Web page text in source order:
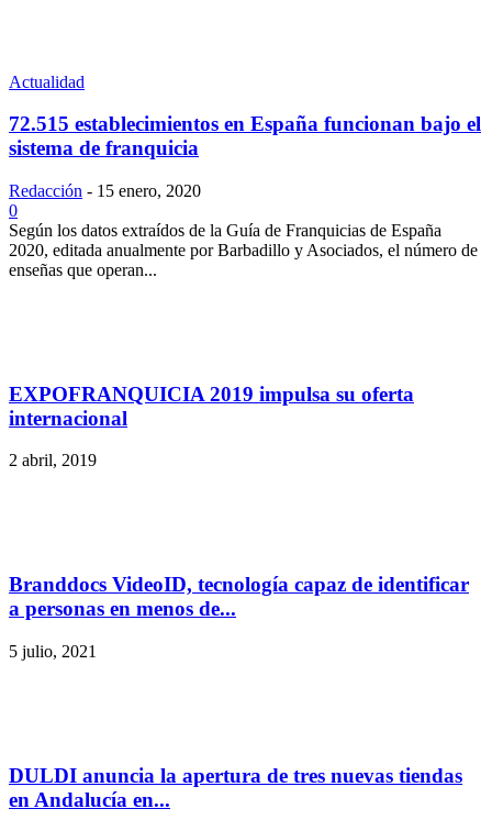
Actualidad
72.515 establecimientos en España funcionan bajo el
sistema de franquicia
Redacción - 15 enero, 2020
0
Según los datos extraídos de la Guía de Franquicias de España
2020, editada anualmente por Barbadillo y Asociados, el número de
enseñas que operan...
EXPOFRANQUICIA 2019 impulsa su oferta
internacional
2 abril, 2019
Branddocs VideoID, tecnología capaz de identificar
a personas en menos de...
5 julio, 2021
DULDI anuncia la apertura de tres nuevas tiendas
en Andalucía en...